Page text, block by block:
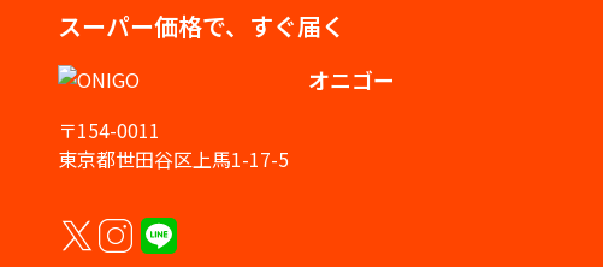
スーパー価格で、すぐ届く
オニゴー
〒154-0011
東京都世田谷区上馬1-17-5